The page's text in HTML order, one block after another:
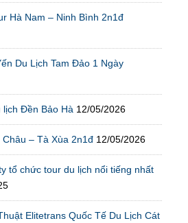
Hà Nam – Ninh Bình 2n1đ
Du Lịch Tam Đảo 1 Ngày
lịch Đền Bảo Hà 12/05/2026
– Tà Xùa 2n1đ 12/05/2026
tổ chức tour du lịch nổi tiếng nhất
Elitetrans Quốc Tế Du Lịch Cát